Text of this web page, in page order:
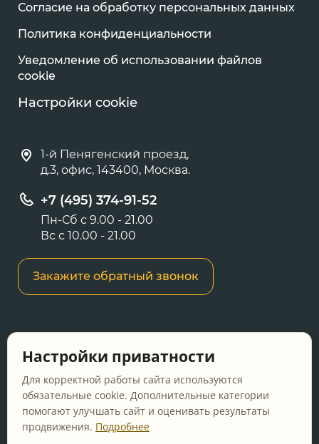
Согласие на обработку персональных данных
Политика конфиденциальности
Уведомление об использовании файлов
cookie
Настройки cookie
1-й Пенягенский проезд,
д.3, офис, 143400, Москва.
+7 (495) 374-91-52
Пн-Сб с 9.00 - 21.00
Вс с 10.00 - 21.00
Закажите обратный звонок
сайте носит информационный характер и не
является публичной офертой, определяемой
положениями Статьи 437 ГК РФ.
Перед оформлением заказа уточняйте
актуальную цену у менеджера по телефону.
Настройки приватности
Для корректной работы сайта используются
обязательные cookie. Дополнительные категории
помогают улучшать сайт и оценивать результаты
продвижения. Подробнее